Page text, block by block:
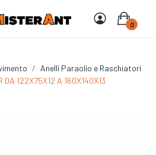
0
Anelli Paraolio e Raschiatori
DA 122X75X12 A 160X140X13